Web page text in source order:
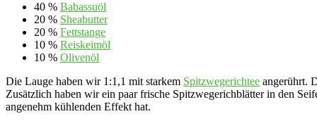
40 % Babassuöl
20 % Sheabutter
20 % Fettstange
10 % Reiskeimöl
10 % Olivenöl
Die Lauge haben wir 1:1,1 mit starkem Spitzwegerichtee angerührt.
Zusätzlich haben wir ein paar frische Spitzwegerichblätter in den
angenehm kühlenden Effekt hat.